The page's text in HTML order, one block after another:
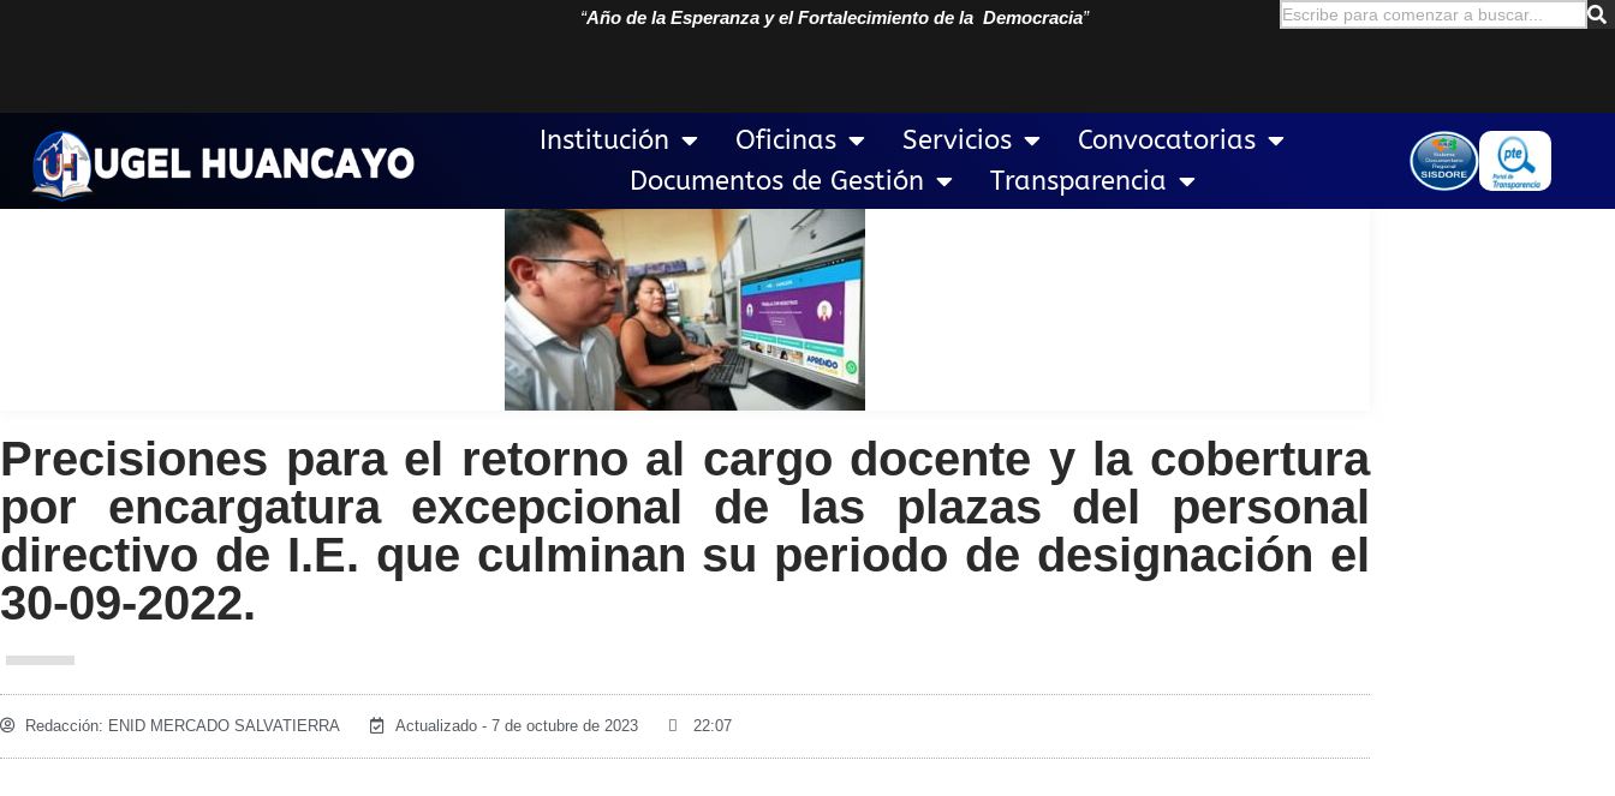
contenido
“Año de la Esperanza y el Fortalecimiento de la Democracia”
Institución Oficinas Servicios
Convocatorias
Documentos de Gestión
Transparencia
Precisiones para el retorno al cargo docente y la cobertura
por encargatura excepcional de las plazas del personal
directivo de I.E. que culminan su periodo de designación el
30-09-2022.
Redacción: ENID MERCADO SALVATIERRA Actualizado - 7 de octubre de 2023 22:07